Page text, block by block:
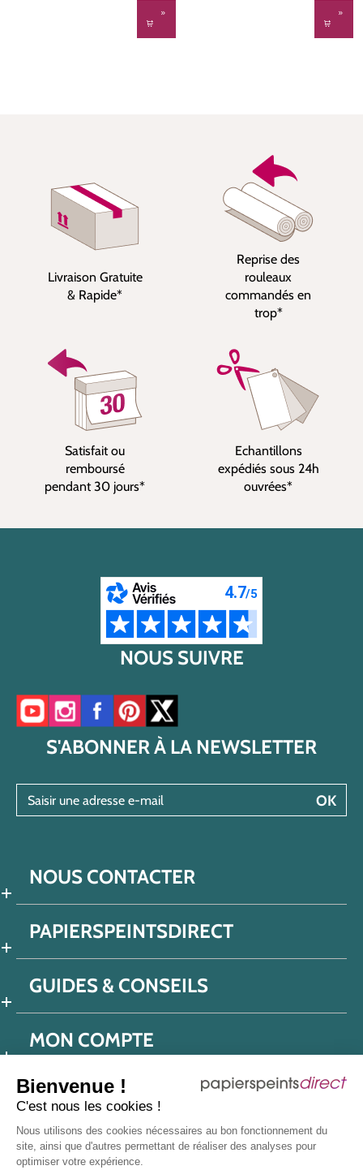
Bienvenue !
C'est nous les cookies !
Nous utilisons des cookies nécessaires au bon fonctionnement du
site, ainsi que d'autres permettant de réaliser des analyses pour
optimiser votre expérience.
Livraison Gratuite
& Rapide*
Reprise des
rouleaux
commandés en
trop*
Satisfait ou
remboursé
pendant 30 jours*
Echantillons
expédiés sous 24h
ouvrées*
NOUS SUIVRE
Accéder à notre chaîne YouTube
Accéder à notre compte Instagram
Accéder à notre page Facebook
Accéder à notre compte Pinterest
Accéder à notre compte Twitter/X
S'ABONNER À LA NEWSLETTER
OK
NOUS CONTACTER
PAPIERSPEINTSDIRECT
GUIDES & CONSEILS
MON COMPTE
Politique de confidentialité
Mentions légales